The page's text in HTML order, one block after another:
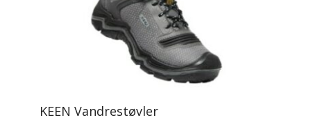
KEEN Vandrestøvler